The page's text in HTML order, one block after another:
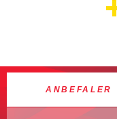
ANBEFALER